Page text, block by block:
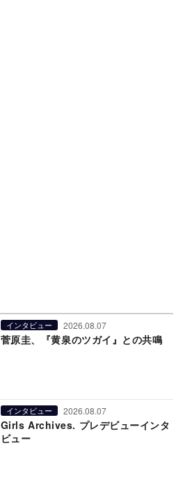
インタビュー 2026.08.07
菅原圭、『黄泉のツガイ』との共鳴
インタビュー 2026.08.07
Girls Archives. プレデビューインタ
ビュー